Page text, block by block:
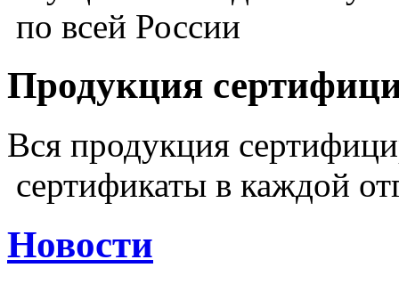
по всей России
Продукция
Вся продукция
сертификаты в каждой
Новости